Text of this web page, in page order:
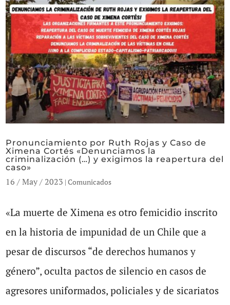
Pronunciamiento por Ruth Rojas y Caso de
Ximena Cortés «Denunciamos la
criminalización (…) y exigimos la reapertura del
caso»
16 / May / 2023 |Comunicados
«La muerte de Ximena es otro femicidio inscrito
en la historia de impunidad de un Chile que a
pesar de discursos “de derechos humanos y
género”, oculta pactos de silencio en casos de
agresores uniformados, policiales y de sicariatos